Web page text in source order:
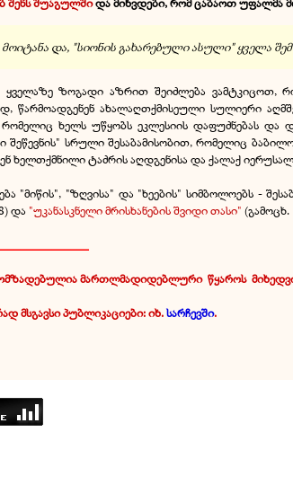
მოიტანა და, "სიონის გახარებული ასული" ყველა
ყველაზე ზოგადი აზრით შეიძლება ვამტკიცოთ,
წარმოადგენენ ახალაღთქმისეული სულიერი
რომელიც ხელს უწყობს ეკლესიის დაფუძნებას და
შეწევნის" სრული შესაბამისობით, რომელიც
ხელთქმნილი ტაძრის აღდგენისა და ქალაქ
"მიწის", "ზღვისა" და "ხეების" სიმბოლოებს -
და "უკანასკნელი მრისხანების შვიდი თასი" (გამოცხ.
მართლმადიდებლური წყაროს.
მსგავსი პუბლიკაციები: იხ.სარჩევში.